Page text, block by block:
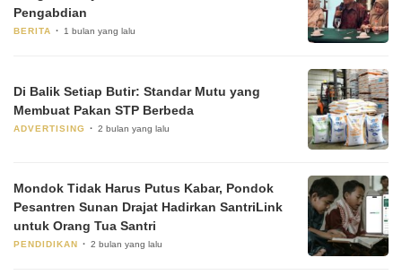
Pengabdian
BERITA 1 bulan yang lalu
Di Balik Setiap Butir: Standar Mutu yang
Membuat Pakan STP Berbeda
ADVERTISING 2 bulan yang lalu
Mondok Tidak Harus Putus Kabar, Pondok
Pesantren Sunan Drajat Hadirkan SantriLink
untuk Orang Tua Santri
PENDIDIKAN 2 bulan yang lalu